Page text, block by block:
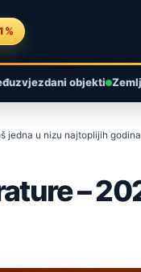
objekti
jedna u nizu najtoplijih
–